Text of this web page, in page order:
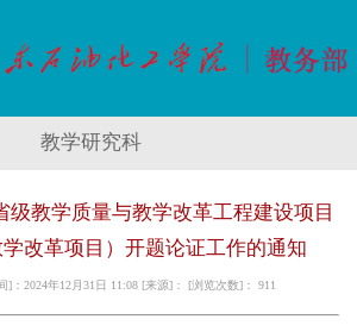
教学研究科
级教学质量与教学改革工程建设项目
改革项目）开题论证工作的通知
]：2024年12月31日 11:08 [来源]： [浏览次数]： 911